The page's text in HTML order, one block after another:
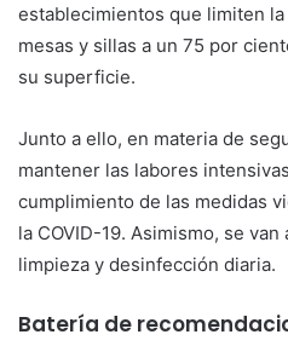
establecimientos que limiten
mesas y sillas a un 75 por
su superficie.
Junto a ello, en materia de
mantener las labores
cumplimiento de las medidas
la COVID-19. Asimismo, se
limpieza y desinfección diaria.
Batería de